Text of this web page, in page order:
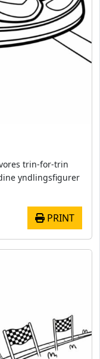
trin-for-trin
yndlingsfigurer
PRINT